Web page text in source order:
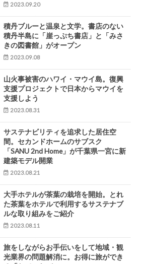
2023.09.20
積丹ブルーと温泉と文学。書店のない
積丹半島に「崖っぷち書店」と「みさ
きの図書館」がオープン
2023.09.08
山火事被害のハワイ・マウイ島。復興
支援プロジェクトで日本からマウイを
支援しよう
2023.08.31
サステナビリティを追求した居住空
間。セカンドホームのサブスク
「SANU 2nd Home」が千葉県一宮に新
建築モデル開業
2023.08.21
大手ホテルが茶葉の栽培を開始。とれ
た茶葉をホテルで利用するサステナブ
ルな取り組みをご紹介
2023.08.11
旅をしながらお手伝いをして地域・観
光業界の問題解消に。お得に旅ができ